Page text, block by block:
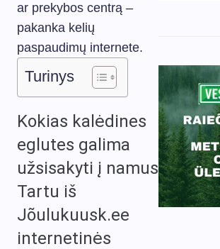
ar prekybos centrą –
pakanka kelių
paspaudimų internete.
Turinys
Kokias kalėdines
eglutes galima
užsisakyti į namus
Tartu iš
Jõulukuusk.ee
internetinės